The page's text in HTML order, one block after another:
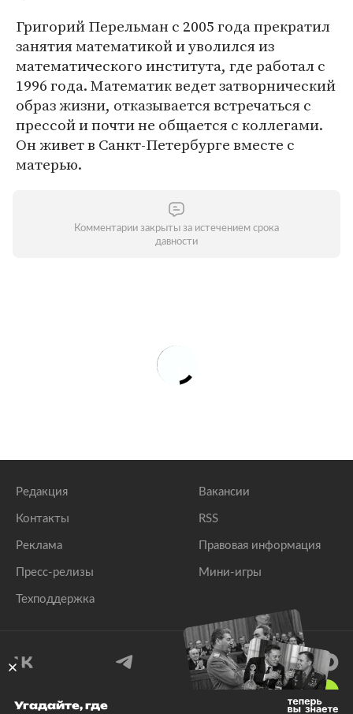
Григорий Перельман с 2005 года прекратил
занятия математикой и уволился из
математического института, где работал с
1996 года. Математик ведет затворнический
образ жизни, отказывается встречаться с
прессой и почти не общается с коллегами.
Он живет в Санкт-Петербурге вместе с
матерью.
Комментарии закрыты за истечением срока
давности
Редакция
Контакты
Реклама
Пресс-релизы
Техподдержка
Вакансии
RSS
Правовая информация
Мини-игры
Угадайте, где